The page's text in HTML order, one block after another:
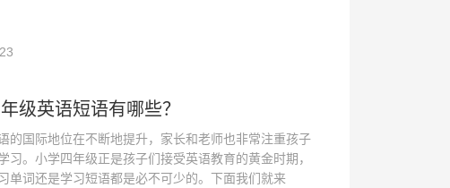
级英语短语有哪些？
的国际地位在不断地提升，家长和老师也非常注重孩子
习。小学四年级正是孩子们接受英语教育的黄金时期，
单词还是学习短语都是必不可少的。下面我们就来